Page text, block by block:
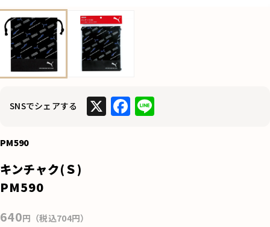
SNSでシェアする X F Li
PM590
キンチャク(Ｓ)
PM590
640円（税込704円）